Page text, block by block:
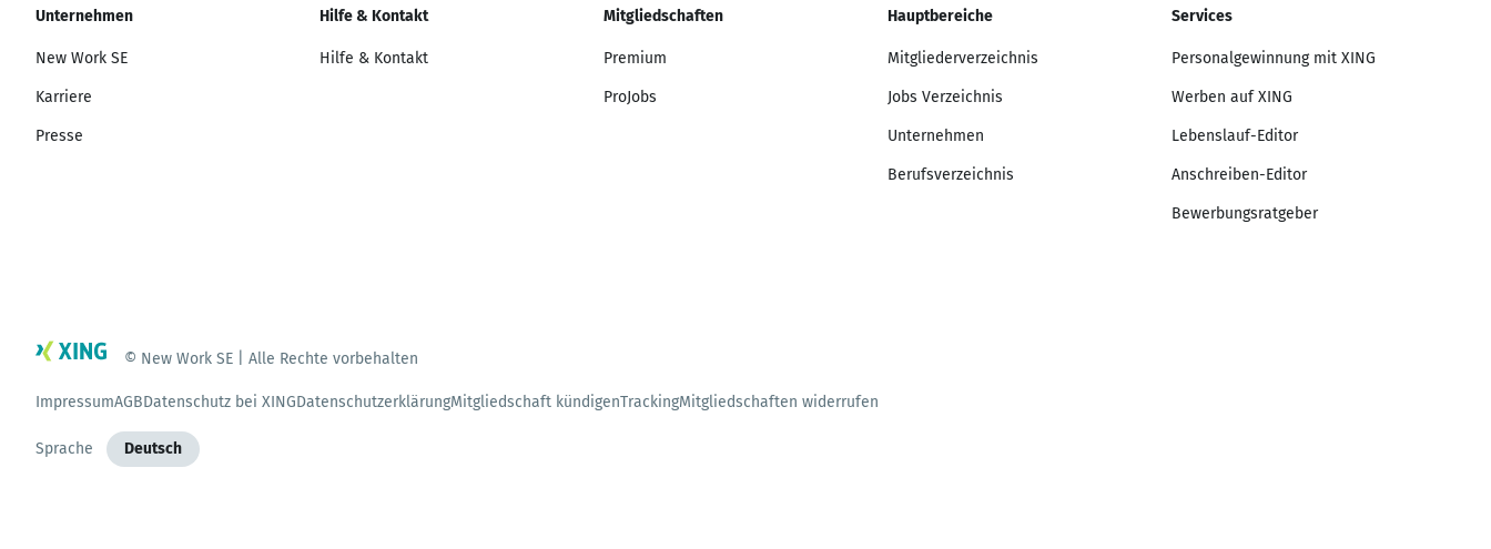
Unternehmen
New Work SE
Karriere
Presse
Hilfe & Kontakt
Hilfe & Kontakt
Mitgliedschaften
Premium
ProJobs
Hauptbereiche
Mitgliederverzeichnis
Jobs Verzeichnis
Unternehmen
Berufsverzeichnis
Services
Personalgewinnung mit XING
Werben auf XING
Lebenslauf-Editor
Anschreiben-Editor
Bewerbungsratgeber
© New Work SE | Alle Rechte vorbehalten
ImpressumAGBDatenschutz bei XINGDatenschutzerklärungMitgliedschaft kündigenTrackingMitgliedschaften widerrufen
Sprache Deutsch